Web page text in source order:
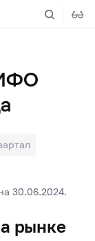
30.06.2024.
рынке